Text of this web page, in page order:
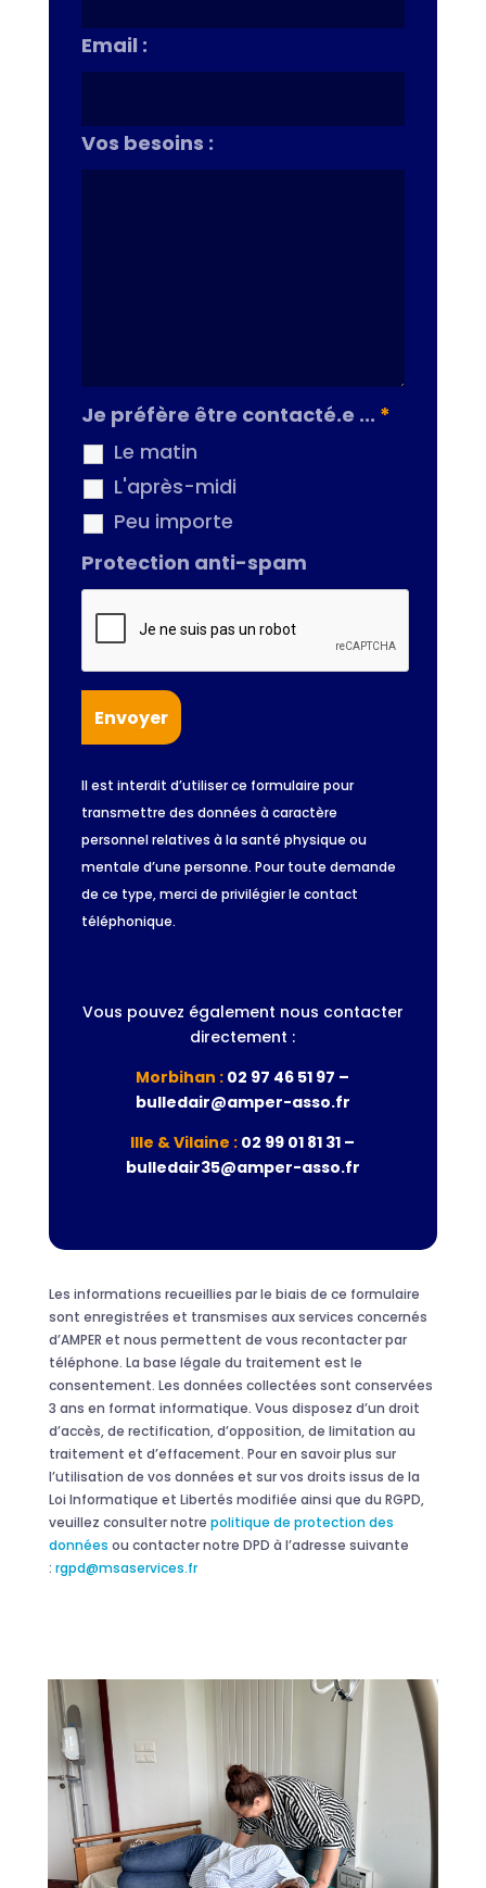
Email :
Vos besoins :
Je préfère être contacté.e ... *
Le matin
L'après-midi
Peu importe
Protection anti-spam
Il est interdit d’utiliser ce formulaire pour
transmettre des données à caractère
personnel relatives à la santé physique ou
mentale d’une personne. Pour toute demande
de ce type, merci de privilégier le contact
téléphonique.
Vous pouvez également nous contacter
directement :
Morbihan : 02 97 46 51 97 –
bulledair@amper-asso.fr
Ille & Vilaine : 02 99 01 81 31 –
bulledair35@amper-asso.fr
Les informations recueillies par le biais de ce formulaire
sont enregistrées et transmises aux services concernés
d’AMPER et nous permettent de vous recontacter par
téléphone. La base légale du traitement est le
consentement. Les données collectées sont conservées
3 ans en format informatique. Vous disposez d’un droit
d’accès, de rectification, d’opposition, de limitation au
traitement et d’effacement. Pour en savoir plus sur
l’utilisation de vos données et sur vos droits issus de la
Loi Informatique et Libertés modifiée ainsi que du RGPD,
veuillez consulter notre politique de protection des
données ou contacter notre DPD à l’adresse suivante
: rgpd@msaservices.fr